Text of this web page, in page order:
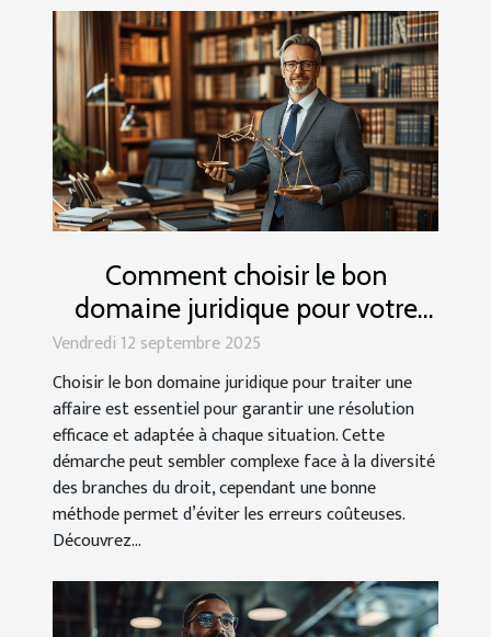
Comment choisir le bon
domaine juridique pour votre
affaire ?
Vendredi 12 septembre 2025
Choisir le bon domaine juridique pour traiter une
affaire est essentiel pour garantir une résolution
efficace et adaptée à chaque situation. Cette
démarche peut sembler complexe face à la diversité
des branches du droit, cependant une bonne
méthode permet d’éviter les erreurs coûteuses.
Découvrez...